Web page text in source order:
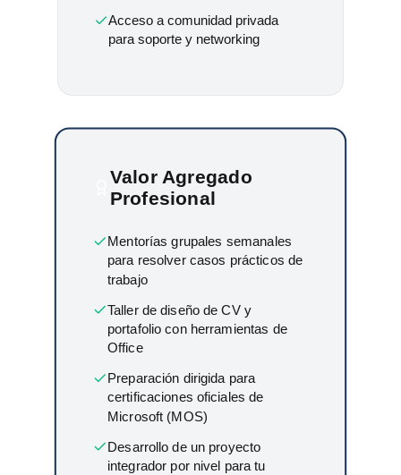
Acceso a comunidad privada
para soporte y networking
Valor Agregado
Profesional
Mentorías grupales semanales
para resolver casos prácticos de
trabajo
Taller de diseño de CV y
portafolio con herramientas de
Office
Preparación dirigida para
certificaciones oficiales de
Microsoft (MOS)
Desarrollo de un proyecto
integrador por nivel para tu